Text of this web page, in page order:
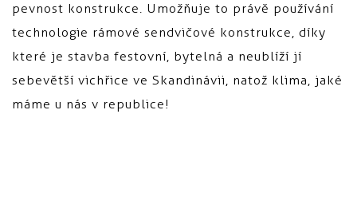
pevnost konstrukce. Umožňuje to právě používání
technologie rámové sendvičové konstrukce, díky
které je stavba festovní, bytelná a neublíží jí
sebevětší vichřice ve Skandinávii, natož klima, jaké
máme u nás v republice!